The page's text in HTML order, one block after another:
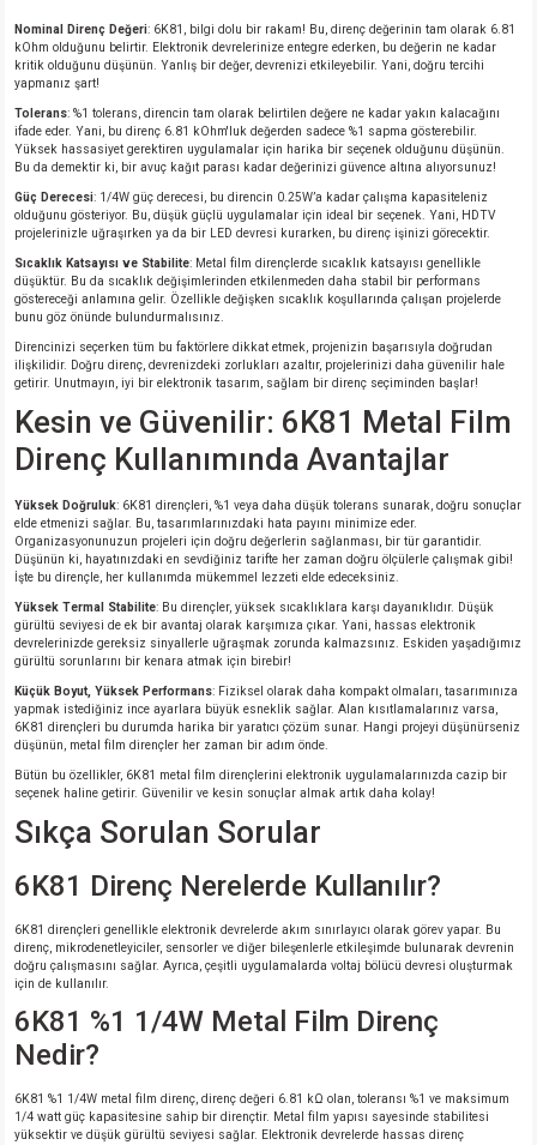
Nominal Direnç Değeri: 6K81, bilgi dolu bir rakam! Bu, direnç değerinin tam olarak 6.81
kOhm olduğunu belirtir. Elektronik devrelerinize entegre ederken, bu değerin ne kadar
kritik olduğunu düşünün. Yanlış bir değer, devrenizi etkileyebilir. Yani, doğru tercihi
yapmanız şart!
Tolerans: %1 tolerans, direncin tam olarak belirtilen değere ne kadar yakın kalacağını
ifade eder. Yani, bu direnç 6.81 kOhm'luk değerden sadece %1 sapma gösterebilir.
Yüksek hassasiyet gerektiren uygulamalar için harika bir seçenek olduğunu düşünün.
Bu da demektir ki, bir avuç kağıt parası kadar değerinizi güvence altına alıyorsunuz!
Güç Derecesi: 1/4W güç derecesi, bu direncin 0.25W’a kadar çalışma kapasiteleniz
olduğunu gösteriyor. Bu, düşük güçlü uygulamalar için ideal bir seçenek. Yani, HDTV
projelerinizle uğraşırken ya da bir LED devresi kurarken, bu direnç işinizi görecektir.
Sıcaklık Katsayısı ve Stabilite: Metal film dirençlerde sıcaklık katsayısı genellikle
düşüktür. Bu da sıcaklık değişimlerinden etkilenmeden daha stabil bir performans
göstereceği anlamına gelir. Özellikle değişken sıcaklık koşullarında çalışan projelerde
bunu göz önünde bulundurmalısınız.
Direncinizi seçerken tüm bu faktörlere dikkat etmek, projenizin başarısıyla doğrudan
ilişkilidir. Doğru direnç, devrenizdeki zorlukları azaltır, projelerinizi daha güvenilir hale
getirir. Unutmayın, iyi bir elektronik tasarım, sağlam bir direnç seçiminden başlar!
Kesin ve Güvenilir: 6K81 Metal Film
Direnç Kullanımında Avantajlar
Yüksek Doğruluk: 6K81 dirençleri, %1 veya daha düşük tolerans sunarak, doğru sonuçlar
elde etmenizi sağlar. Bu, tasarımlarınızdaki hata payını minimize eder.
Organizasyonunuzun projeleri için doğru değerlerin sağlanması, bir tür garantidir.
Düşünün ki, hayatınızdaki en sevdiğiniz tarifte her zaman doğru ölçülerle çalışmak gibi!
İşte bu dirençle, her kullanımda mükemmel lezzeti elde edeceksiniz.
Yüksek Termal Stabilite: Bu dirençler, yüksek sıcaklıklara karşı dayanıklıdır. Düşük
gürültü seviyesi de ek bir avantaj olarak karşımıza çıkar. Yani, hassas elektronik
devrelerinizde gereksiz sinyallerle uğraşmak zorunda kalmazsınız. Eskiden yaşadığımız
gürültü sorunlarını bir kenara atmak için birebir!
Küçük Boyut, Yüksek Performans: Fiziksel olarak daha kompakt olmaları, tasarımınıza
yapmak istediğiniz ince ayarlara büyük esneklik sağlar. Alan kısıtlamalarınız varsa,
6K81 dirençleri bu durumda harika bir yaratıcı çözüm sunar. Hangi projeyi düşünürseniz
düşünün, metal film dirençler her zaman bir adım önde.
Bütün bu özellikler, 6K81 metal film dirençlerini elektronik uygulamalarınızda cazip bir
seçenek haline getirir. Güvenilir ve kesin sonuçlar almak artık daha kolay!
Sıkça Sorulan Sorular
6K81 Direnç Nerelerde Kullanılır?
6K81 dirençleri genellikle elektronik devrelerde akım sınırlayıcı olarak görev yapar. Bu
direnç, mikrodenetleyiciler, sensorler ve diğer bileşenlerle etkileşimde bulunarak devrenin
doğru çalışmasını sağlar. Ayrıca, çeşitli uygulamalarda voltaj bölücü devresi oluşturmak
için de kullanılır.
6K81 %1 1/4W Metal Film Direnç
Nedir?
6K81 %1 1/4W metal film direnç, direnç değeri 6.81 kΩ olan, toleransı %1 ve maksimum
1/4 watt güç kapasitesine sahip bir dirençtir. Metal film yapısı sayesinde stabilitesi
yüksektir ve düşük gürültü seviyesi sağlar. Elektronik devrelerde hassas direnç